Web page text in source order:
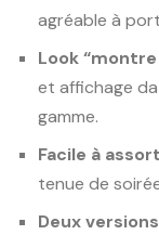
agréable à
Look
et affichage
gamme.
Facile à
tenue de
Deux